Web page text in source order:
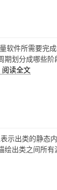
软件所需要完
期划分成哪些
阅读全文
示出类的静态
绘出类之间所有